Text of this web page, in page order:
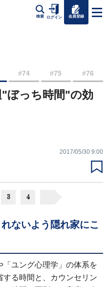
検索 ログイン 会員登録
#74 #75 #76
"ぼっち時間"の効
2017/05/30 9:00
3 4
ないよう隠れ家にこ
ユング心理学」の体系を
る時間と、カウンセリン